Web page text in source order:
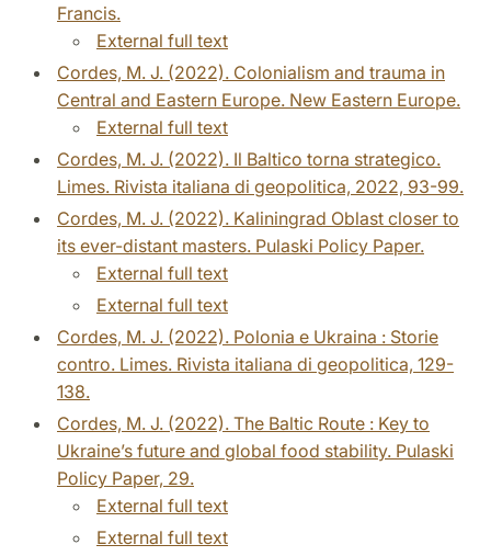
Francis.
External full text
Cordes, M. J. (2022). Colonialism and trauma in
Central and Eastern Europe. New Eastern Europe.
External full text
Cordes, M. J. (2022). Il Baltico torna strategico.
Limes. Rivista italiana di geopolitica, 2022, 93-99.
Cordes, M. J. (2022). Kaliningrad Oblast closer to
its ever-distant masters. Pulaski Policy Paper.
External full text
External full text
Cordes, M. J. (2022). Polonia e Ukraina : Storie
contro. Limes. Rivista italiana di geopolitica, 129-
138.
Cordes, M. J. (2022). The Baltic Route : Key to
Ukraine’s future and global food stability. Pulaski
Policy Paper, 29.
External full text
External full text